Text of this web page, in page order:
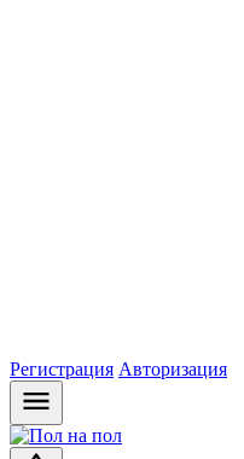
Регистрация Авторизация